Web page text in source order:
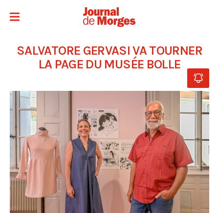
SALVATORE GERVASI VA TOURNER
LA PAGE DU MUSÉE BOLLE